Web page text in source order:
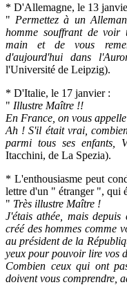
* D'Allemagne, le 13
" Permettez à un
homme souffrant de voir
main et de vous
d'aujourd'hui dans
l'Université de Leipzig).
* D'Italie, le 17 janvier :
" Illustre Maître !!
En France, on vous
Ah ! S'il était vrai,
parmi tous ses enfants,
Itacchini, de La Spezia).
* L'enthousiasme peut
lettre d'un " étranger ", qui
" Très illustre Maître !
J'étais athée, mais
créé des hommes comme
au président de la
yeux pour pouvoir lire vos
Combien ceux qui ont
doivent vous comprendre,